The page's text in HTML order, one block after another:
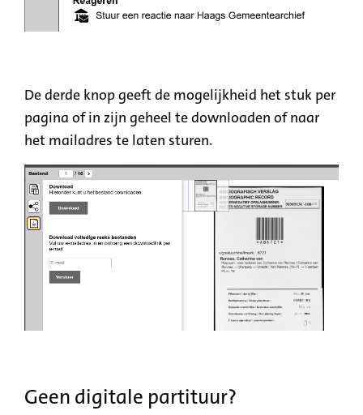
De derde knop geeft de mogelijkheid het stuk per
pagina of in zijn geheel te downloaden of naar
het mailadres te laten sturen.
Geen digitale partituur?